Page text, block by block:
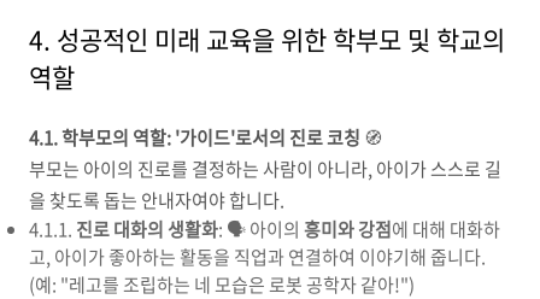
4. 성공적인 미래 교육을 위한 학부모 및 학교의
역할
4.1. 학부모의 역할: '가이드'로서의 진로 코칭 🧭
부모는 아이의 진로를 결정하는 사람이 아니라, 아이가 스스로 길
을 찾도록 돕는 안내자여야 합니다.
4.1.1. 진로 대화의 생활화: 🗣️ 아이의 흥미와 강점에 대해 대화하
고, 아이가 좋아하는 활동을 직업과 연결하여 이야기해 줍니다.
(예: "레고를 조립하는 네 모습은 로봇 공학자 같아!")